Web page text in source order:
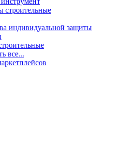
строительные
индивидуальной защиты
все...